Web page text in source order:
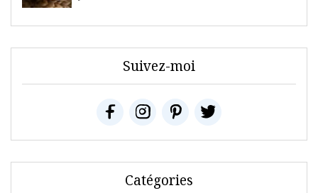
Suivez-moi
Catégories